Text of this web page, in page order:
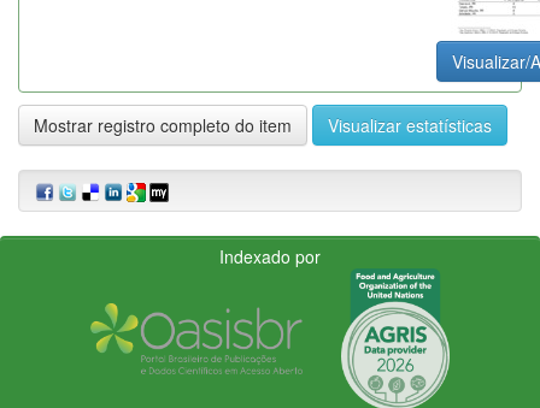
Visualizar/
Mostrar registro completo do item Visualizar estatísticas
Indexado por